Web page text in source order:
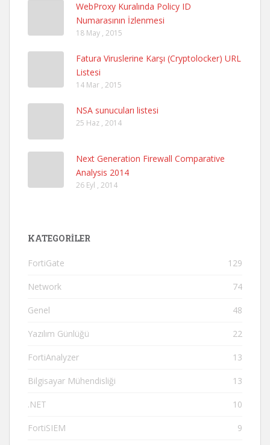
WebProxy Kuralında Policy ID
Numarasının İzlenmesi
18 May , 2015
Fatura Viruslerine Karşı (Cryptolocker) URL
Listesi
14 Mar , 2015
NSA sunucuları listesi
25 Haz , 2014
Next Generation Firewall Comparative
Analysis 2014
26 Eyl , 2014
KATEGORILER
FortiGate 129
Network 74
Genel 48
Yazılım Günlüğü 22
FortiAnalyzer 13
Bilgisayar Mühendisliği 13
.NET 10
FortiSIEM 9